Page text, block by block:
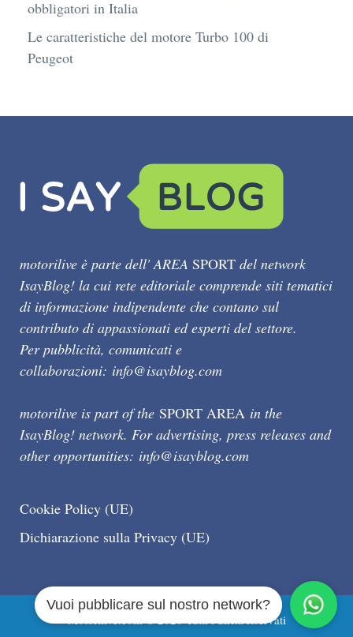
obbligatori in Italia
Le caratteristiche del motore Turbo 100 di
Peugeot
motorilive è parte dell' AREA SPORT del network
IsayBlog! la cui rete editoriale comprende siti tematici
di informazione indipendente che contano sul
contributo di appassionati ed esperti del settore.
Per pubblicità, comunicati e
collaborazioni: info@isayblog.com
motorilive is part of the SPORT AREA in the
IsayBlog! network. For advertising, press releases and
other opportunities: info@isayblog.com
Cookie Policy (UE)
Dichiarazione sulla Privacy (UE)
Motorilive.com © 2026 Tutti i diritti riservati
Vuoi pubblicare sul nostro network?